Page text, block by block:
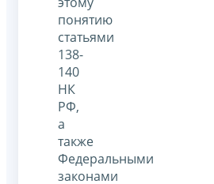
понятию
статьями
138-
140
НК
РФ,
а
также
Федеральными
законами